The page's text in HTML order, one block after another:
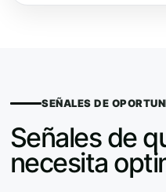
SEÑALES DE
Señales de
necesita